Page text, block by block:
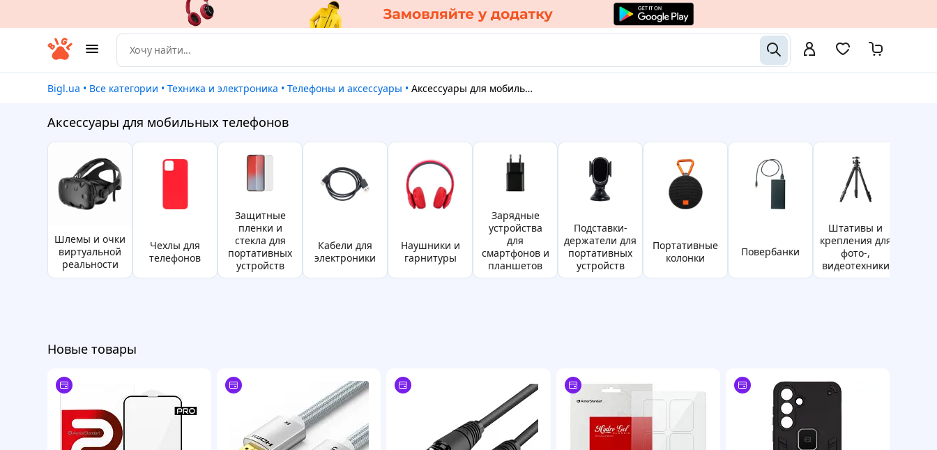
Bigl.ua • Все категории • Техника и электроника • Телефоны и аксессуары • Аксессуары для мобильных телефонов
Аксессуары для мобильных телефонов
Шлемы и очки
виртуальной
реальности
чехлы для
телефонов
защитные
пленки и
стекла для
портативных
устройств
кабели для
электроники
наушники и
гарнитуры
Зарядные
устройства
для
смартфонов и
планшетов
подставки-
держатели для
портативных
устройств
портативные
колонки
Повербанки
штативы и
крепления для
фото-,
видеотехники
Новые товары